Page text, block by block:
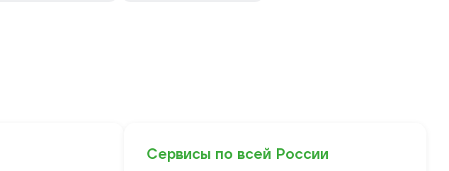
Сервисы по всей России